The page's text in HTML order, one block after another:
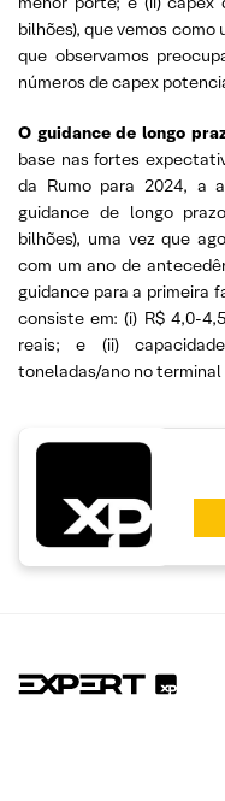
bilhões), que vemos
que observamos
números de capex
O guidance de longo
base nas fortes
da Rumo para 2024, a
guidance de longo
bilhões), uma vez que
com um ano de
guidance para a primeira
consiste em: (i) R$ 4,0-
reais; e (ii)
toneladas/ano no terminal